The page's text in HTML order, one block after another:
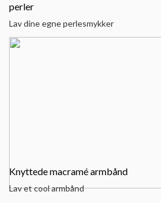
perler
Lav dine egne perlesmykker
Knyttede macramé armbånd
Lav et cool armbånd